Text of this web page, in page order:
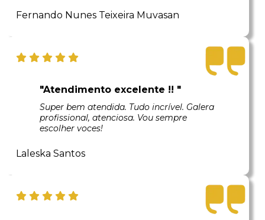
Fernando Nunes Teixeira Muvasan
"Atendimento excelente !! "
Super bem atendida. Tudo incrível. Galera
profissional, atenciosa. Vou sempre
escolher voces!
Laleska Santos